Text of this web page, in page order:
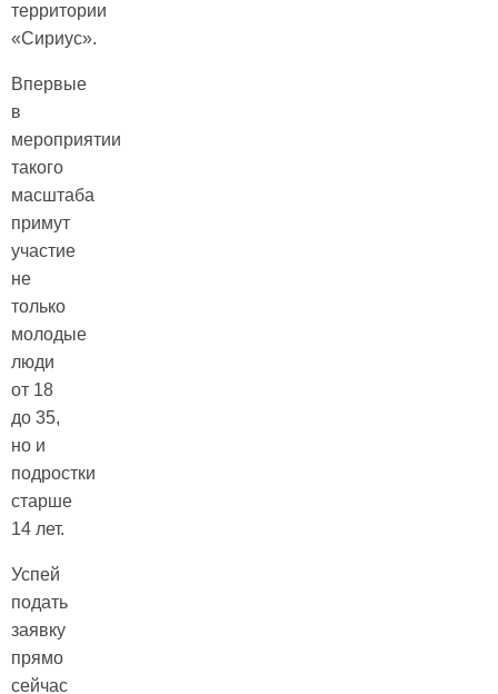
территории
«Сириус».
Впервые
в
мероприятии
такого
масштаба
примут
участие
не
только
молодые
люди
от 18
до 35,
но и
подростки
старше
14 лет.
Успей
подать
заявку
прямо
сейчас